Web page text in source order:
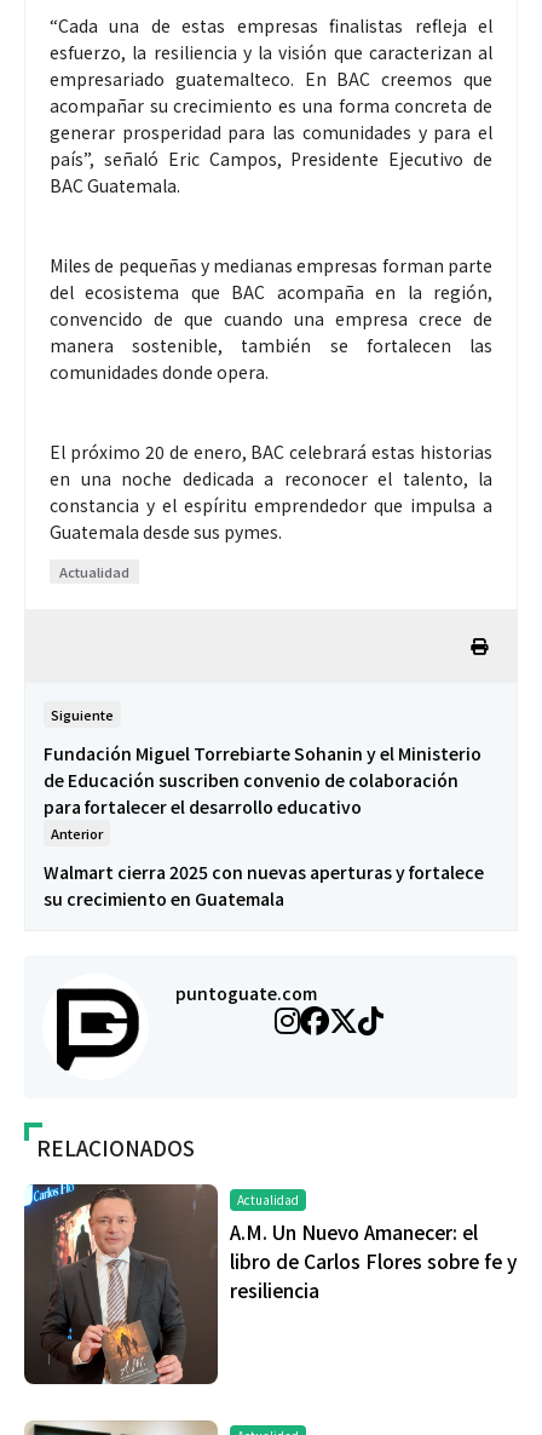
“Cada una de estas empresas finalistas refleja el
esfuerzo, la resiliencia y la visión que caracterizan al
empresariado guatemalteco. En BAC creemos que
acompañar su crecimiento es una forma concreta de
generar prosperidad para las comunidades y para el
país”, señaló Eric Campos, Presidente Ejecutivo de
BAC Guatemala.
Miles de pequeñas y medianas empresas forman parte
del ecosistema que BAC acompaña en la región,
convencido de que cuando una empresa crece de
manera sostenible, también se fortalecen las
comunidades donde opera.
El próximo 20 de enero, BAC celebrará estas historias
en una noche dedicada a reconocer el talento, la
constancia y el espíritu emprendedor que impulsa a
Guatemala desde sus pymes.
Actualidad
Siguiente
Fundación Miguel Torrebiarte Sohanin y el Ministerio
de Educación suscriben convenio de colaboración
para fortalecer el desarrollo educativo
Anterior
Walmart cierra 2025 con nuevas aperturas y fortalece
su crecimiento en Guatemala
puntoguate.com
RELACIONADOS
Actualidad
A.M. Un Nuevo Amanecer: el
libro de Carlos Flores sobre fe y
resiliencia